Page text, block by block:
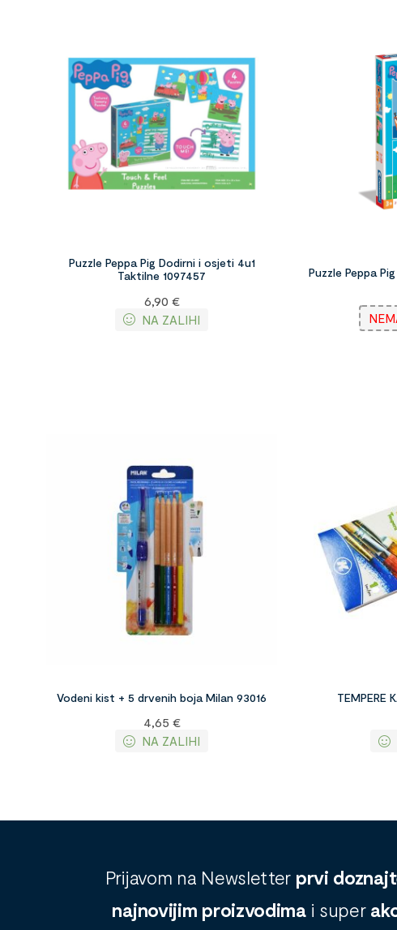
Puzzle Peppa Pig Dodirni i osjeti 4u1
Taktilne 1097457
6,90 €
NA ZALIHI
Puzzle Peppa
Vodeni kist + 5 drvenih boja Milan 93016
4,65 €
NA ZALIHI
TEMPERE
Prijavom na Newsletter prvi
najnovijim proizvodimai super